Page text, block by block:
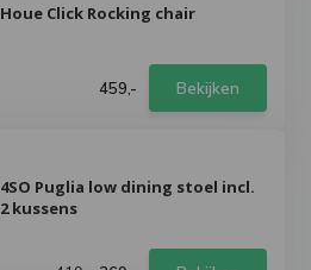
Houe Click Rocking chair
459,- Bekijken
4SO Puglia low dining stoel incl.
2 kussens